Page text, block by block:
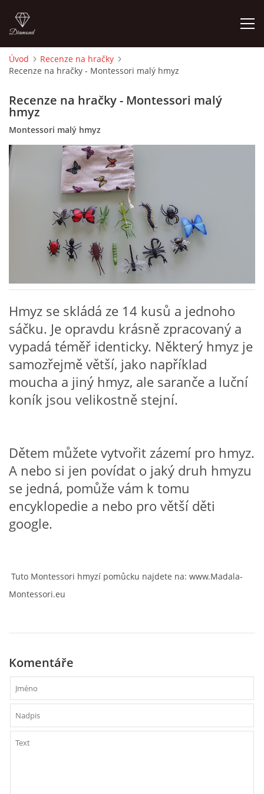
ÚVOD
O MĚ
FOTOALBUM
DĚJINY VÝTVARNÉHO UMĚNÍ
NOVINKY ZE ŠKOLSTVÍ 2025
ROČNÍ PLÁN - INSPIRACE /DLE NOVÉHO RVP PV 2025
VZDĚLÁVACÍ BLOK ZÁŘÍ
VZDĚLÁVACÍ BLOK ŘÍJEN
VZDĚLÁVACÍ BLOK LISTOPAD
VZDĚLÁVACÍ BLOK PROSINEC
VZDĚLÁVACÍ BLOK ÚNOR
VZDĚLÁVACÍ BLOK BŘEZEN
VÝTVARNÉ TECHNIKY
VÝTVARNÉ AKTIVITY - LÉTO
VÝTVARNÉ AKTIVITY - PODZIM
Úvod
Recenze na hračky
Recenze na hračky - Montessori malý hmyz
Recenze na hračky - Montessori malý
hmyz
Montessori malý hmyz
Hmyz se skládá ze 14 kusů a jednoho
sáčku. Je opravdu krásně zpracovaný a
vypadá téměř identicky. Některý hmyz je
samozřejmě větší, jako například
moucha a jiný hmyz, ale saranče a luční
koník jsou velikostně stejní.
Dětem můžete vytvořit zázemí pro hmyz.
A nebo si jen povídat o jaký druh hmyzu
se jedná, pomůže vám k tomu
encyklopedie a nebo pro větší děti
google.
Tuto Montessori hmyzí pomůcku najdete na: www.Madala-
Montessori.eu
Komentáře